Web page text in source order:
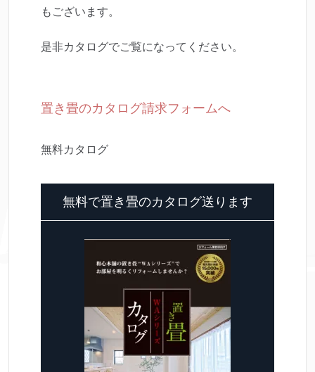
もございます。
是非カタログでご覧になってください。
置き畳のカタログ請求フォームへ
無料カタログ
無料で置き畳のカタログ送ります